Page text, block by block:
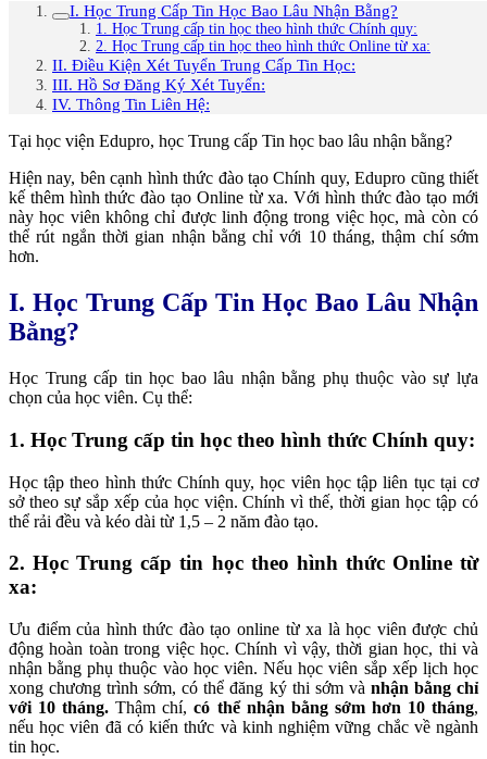
I. Học Trung Cấp Tin Học Bao Lâu Nhận Bằng?
1. Học Trung cấp tin học theo hình thức Chính quy:
2. Học Trung cấp tin học theo hình thức Online từ xa:
II. Điều Kiện Xét Tuyển Trung Cấp Tin Học:
III. Hồ Sơ Đăng Ký Xét Tuyển:
IV. Thông Tin Liên Hệ:
Tại học viện Edupro, học Trung cấp Tin học bao lâu nhận bằng?
Hiện nay, bên cạnh hình thức đào tạo Chính quy, Edupro cũng thiết
kế thêm hình thức đào tạo Online từ xa. Với hình thức đào tạo mới
này học viên không chỉ được linh động trong việc học, mà còn có
thể rút ngắn thời gian nhận bằng chỉ với 10 tháng, thậm chí sớm
hơn.
I. Học Trung Cấp Tin Học Bao Lâu Nhận
Bằng?
Học Trung cấp tin học bao lâu nhận bằng phụ thuộc vào sự lựa
chọn của học viên. Cụ thể:
1. Học Trung cấp tin học theo hình thức Chính quy:
Học tập theo hình thức Chính quy, học viên học tập liên tục tại cơ
sở theo sự sắp xếp của học viện. Chính vì thế, thời gian học tập có
thể rải đều và kéo dài từ 1,5 – 2 năm đào tạo.
2. Học Trung cấp tin học theo hình thức Online từ
xa:
Ưu điểm của hình thức đào tạo online từ xa là học viên được chủ
động hoàn toàn trong việc học. Chính vì vậy, thời gian học, thi và
nhận bằng phụ thuộc vào học viên. Nếu học viên sắp xếp lịch học
xong chương trình sớm, có thể đăng ký thi sớm và nhận bằng chỉ
với 10 tháng. Thậm chí,có thể nhận bằng sớm hơn 10 tháng,
nếu học viên đã có kiến thức và kinh nghiệm vững chắc về ngành
tin học.